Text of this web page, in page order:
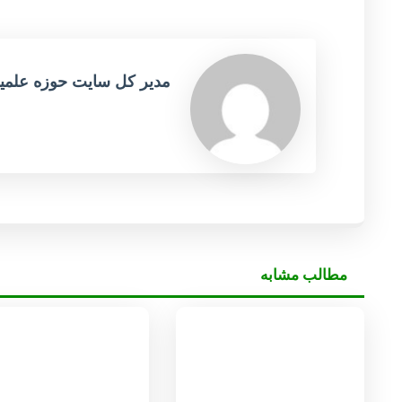
مدیر کل سایت حوزه
مطالب مشابه